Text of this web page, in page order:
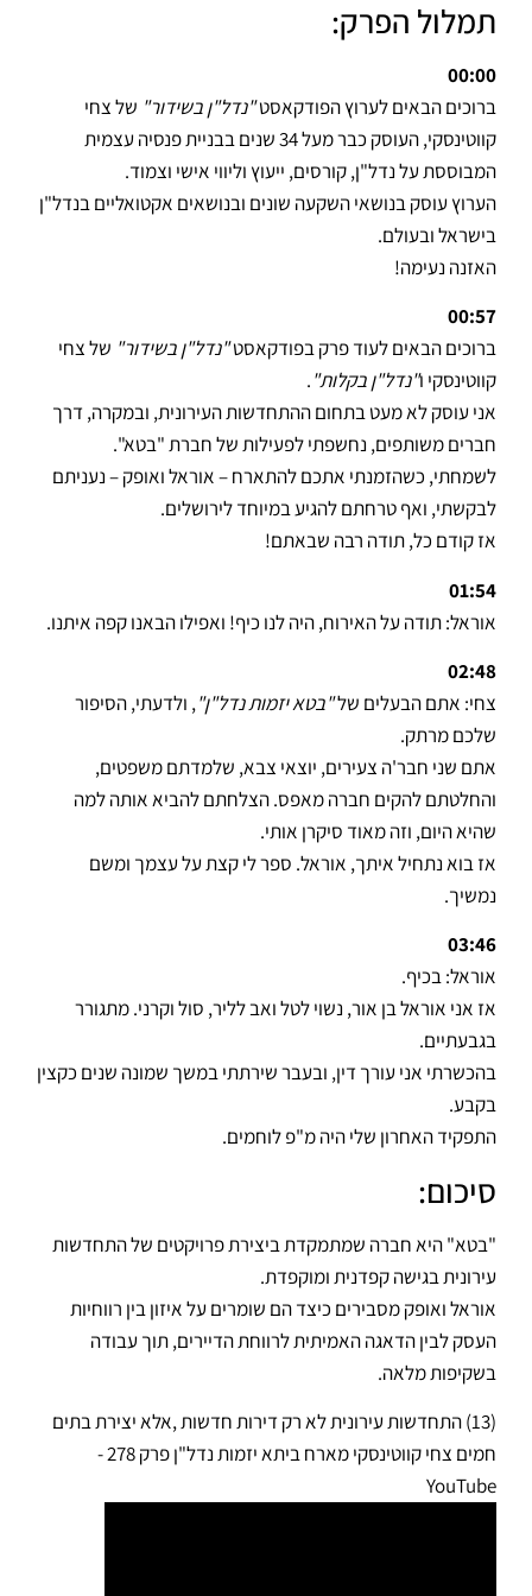
תמלול הפרק:
00:00
ברוכים הבאים לערוץ הפודקאסט"נדל"ן בשידור" של צחי
קווטינסקי, העוסק כבר מעל 34 שנים בבניית פנסיה עצמית
המבוססת על נדל"ן, קורסים, ייעוץ וליווי אישי וצמוד.
הערוץ עוסק בנושאי השקעה שונים ובנושאים אקטואליים בנדל"ן
בישראל ובעולם.
האזנה נעימה!
00:57
ברוכים הבאים לעוד פרק בפודקאסט"נדל"ן בשידור" של צחי
קווטינסקי ו"נדל"ן בקלות".
אני עוסק לא מעט בתחום ההתחדשות העירונית, ובמקרה, דרך
חברים משותפים, נחשפתי לפעילות של חברת "בטא".
לשמחתי, כשהזמנתי אתכם להתארח – אוראל ואופק – נעניתם
לבקשתי, ואף טרחתם להגיע במיוחד לירושלים.
אז קודם כל, תודה רבה שבאתם!
01:54
אוראל: תודה על האירוח, היה לנו כיף! ואפילו הבאנו קפה איתנו.
02:48
צחי: אתם הבעלים של"בטא יזמות נדל"ן", ולדעתי, הסיפור
שלכם מרתק.
אתם שני חבר'ה צעירים, יוצאי צבא, שלמדתם משפטים,
והחלטתם להקים חברה מאפס. הצלחתם להביא אותה למה
שהיא היום, וזה מאוד סיקרן אותי.
אז בוא נתחיל איתך, אוראל. ספר לי קצת על עצמך ומשם
נמשיך.
03:46
אוראל: בכיף.
אז אני אוראל בן אור, נשוי לטל ואב לליר, סול וקרני. מתגורר
בגבעתיים.
בהכשרתי אני עורך דין, ובעבר שירתתי במשך שמונה שנים כקצין
בקבע.
התפקיד האחרון שלי היה מ"פ לוחמים.
סיכום:
"בטא" היא חברה שמתמקדת ביצירת פרויקטים של התחדשות
עירונית בגישה קפדנית ומוקפדת.
אוראל ואופק מסבירים כיצד הם שומרים על איזון בין רווחיות
העסק לבין הדאגה האמיתית לרווחת הדיירים, תוך עבודה
בשקיפות מלאה.
(13) התחדשות עירונית לא רק דירות חדשות ,אלא יצירת בתים
חמים צחי קווטינסקי מארח ביתא יזמות נדל"ן פרק 278 -
YouTube